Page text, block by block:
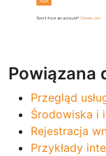
Powiązana
Przegląd
Środowiska i
Rejestracja
Przykłady